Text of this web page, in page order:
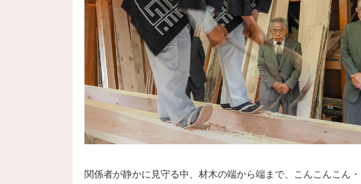
関係者が静かに見守る中、材木の端から端まで、こんこんこん